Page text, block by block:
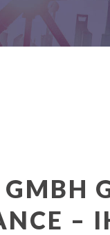
ERFAHREN+
–